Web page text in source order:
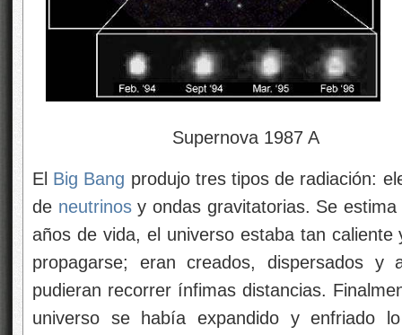
Supernova 1987 A
El Big Bang produjo tres tipos de radiación:
de neutrinosy ondas gravitatorias. Se
años de vida, el universo estaba tan
propagarse; eran creados, dispersados y
pudieran recorrer ínfimas distancias.
universo se había expandido y enfriado